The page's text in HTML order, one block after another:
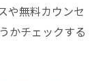
区動向まと
や無料カウンセ
かチェックする